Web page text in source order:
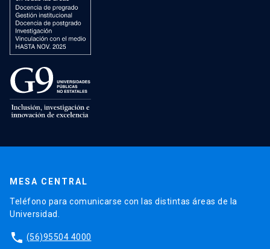
MESA CENTRAL
Teléfono para comunicarse con las distintas áreas de la
Universidad.
phone (56)95504 4000